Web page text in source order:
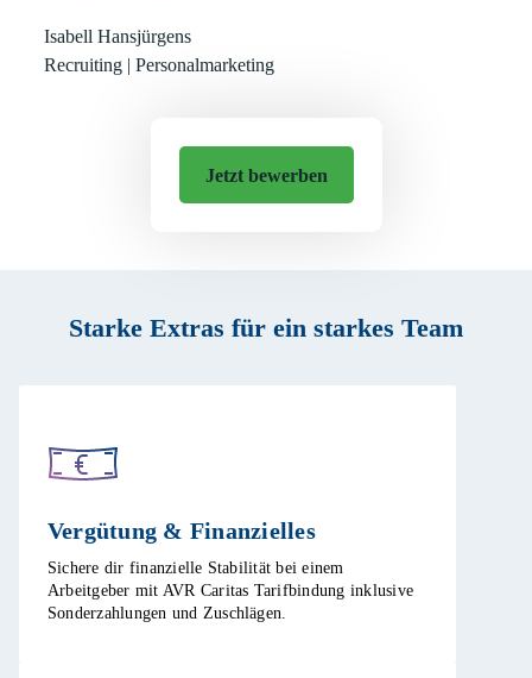
Isabell Hansjürgens
Recruiting | Personalmarketing
Jetzt bewerben
Starke Extras für ein starkes Team
Vergütung & Finanzielles​
Sichere dir finanzielle Stabilität bei einem
Arbeitgeber mit AVR Caritas Tarifbindung inklusive
Sonderzahlungen und Zuschlägen.​